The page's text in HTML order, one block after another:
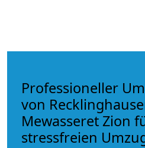
Professioneller
von
Mewasseret Zion
stressfreien